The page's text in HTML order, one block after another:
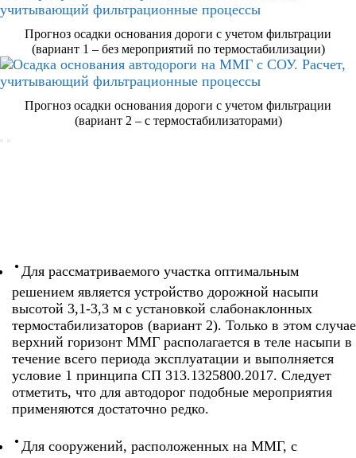
Прогноз осадки основания дороги с учетом фильтрации
(вариант 1 – без мероприятий по термостабилизации)
Прогноз осадки основания дороги с учетом фильтрации
(вариант 2 – с термостабилизаторами)
Для рассматриваемого участка оптимальным
решением является устройство дорожной насыпи
высотой 3,1-3,3 м с установкой слабонаклонных
термостабилизаторов (вариант 2). Только в этом случае
верхний горизонт ММГ располагается в теле насыпи в
течение всего периода эксплуатации и выполняется
условие 1 принципа СП 313.1325800.2017. Следует
отметить, что для автодорог подобные мероприятия
применяются достаточно редко.
Для сооружений, расположенных на ММГ, с